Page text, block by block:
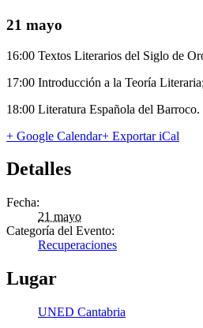
21 mayo
16:00 Textos Literarios del Siglo de
17:00 Introducción a la Teoría Literaria;
18:00 Literatura Española del Barroco.
+ Google Calendar+ Exportar iCal
Detalles
Fecha:
21 mayo
Categoría del Evento:
Recuperaciones
Lugar
UNED Cantabria